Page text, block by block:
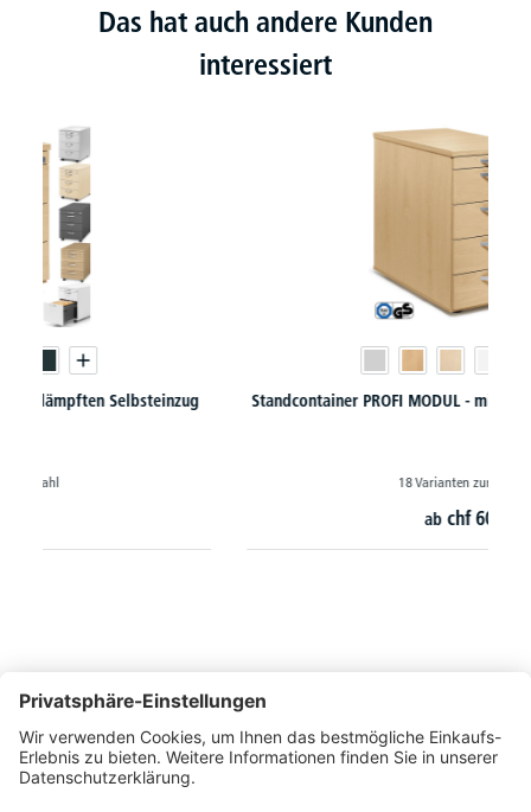
Das hat auch andere Kunden
interessiert
Standcontainer PROFI MODUL - mit gedämpftem Selbsteinzug
Montags bis Freitags von 08:30 - 17:00 Uhr
+41 44 240 / 11 55
+41 44 240 / 11 57